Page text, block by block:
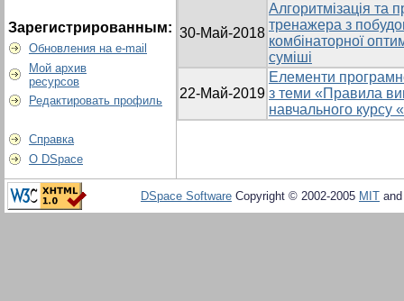
Зарегистрированным:
Обновления на e-mail
Мой архив
ресурсов
Редактировать профиль
Справка
О DSpace
30-Май-2018
Алгоритмізація та
тренажера з
комбінаторної
суміші
22-Май-2019
Елементи
з теми «Правила
навчального курсу
DSpace Software Copyright © 2002-2005 MIT